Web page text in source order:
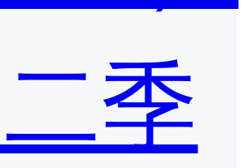
季